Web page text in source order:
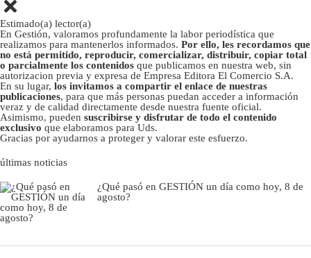
Estimado(a) lector(a)
En Gestión, valoramos profundamente la labor periodística que
realizamos para mantenerlos informados. Por ello, les recordamos que
no está permitido, reproducir, comercializar, distribuir, copiar total
o parcialmente los contenidos que publicamos en nuestra web, sin
autorizacion previa y expresa de Empresa Editora El Comercio S.A.
En su lugar, los invitamos a compartir el enlace de nuestras
publicaciones, para que más personas puedan acceder a información
veraz y de calidad directamente desde nuestra fuente oficial.
Asimismo, pueden suscribirse y disfrutar de todo el contenido
exclusivo que elaboramos para Uds.
Gracias por ayudarnos a proteger y valorar este esfuerzo.
últimas noticias
¿Qué pasó en GESTIÓN un día como hoy, 8 de
agosto?